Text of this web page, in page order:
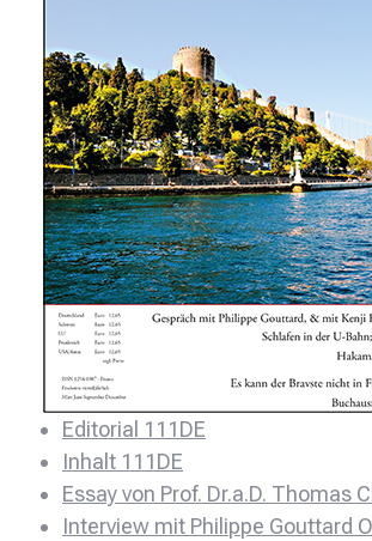
Editorial 111DE
Inhalt 111DE
Essay von Prof. Dr.a.D. Thomas
Interview mit Philippe Gouttard